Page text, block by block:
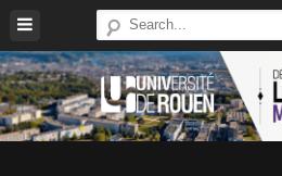
content